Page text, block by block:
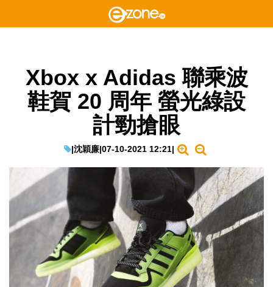
Xbox x Adidas 聯乘波
鞋賀 20 周年 螢光綠設
計勁搶眼
|沈穎廉|07-10-2021 12:21|